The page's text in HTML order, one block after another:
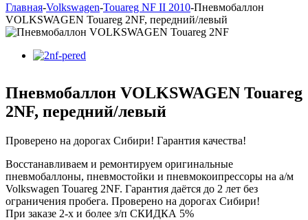
Главная-Volkswagen-Touareg NF II 2010-Пневмобаллон
VOLKSWAGEN Touareg 2NF, передний/левый
Пневмобаллон VOLKSWAGEN Touareg
2NF, передний/левый
Проверено на дорогах Сибири! Гарантия качества!
Восстанавливаем и ремонтируем оригинальные
пневмобаллоны, пневмостойки и пневмокоипрессоры на а/м
Volkswagen Touareg 2NF. Гарантия даётся до 2 лет без
ограничения пробега. Проверено на дорогах Сибири!
При заказе 2-х и более з/п СКИДКА 5%